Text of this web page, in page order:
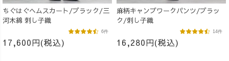
ちぐはぐヘムスカート/ブラック/三
河木綿 刺し子織
17,600円(税込)
6件
麻柄キャンプワークパンツ/ブラッ
ク/刺し子織
16,280円(税込)
14件